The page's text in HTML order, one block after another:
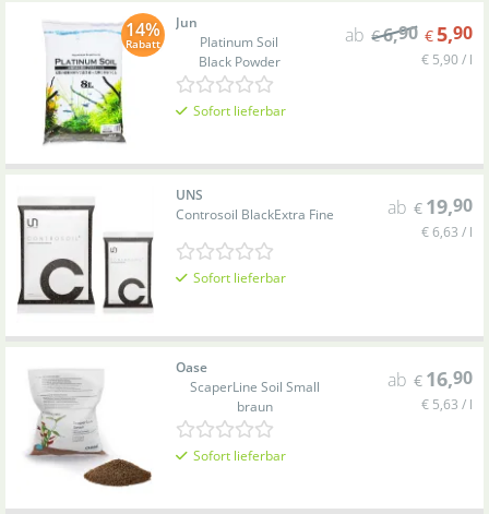
14%
Rabatt
Jun
Platinum Soil
Black Powder
ab €6,90 €5,90
€ 5,90 / l
Sofort lieferbar
UNS
Controsoil BlackExtra Fine ab € 19,90
€ 6,63 / l
Sofort lieferbar
Oase
ScaperLine Soil Small
braun
ab € 16,90
€ 5,63 / l
Sofort lieferbar